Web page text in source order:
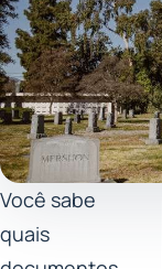
Você sabe
quais